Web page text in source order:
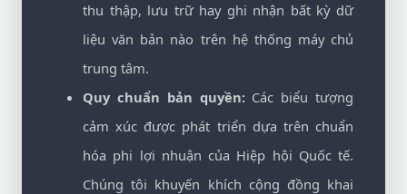
thu thập, lưu trữ hay ghi nhận bất kỳ dữ
liệu văn bản nào trên hệ thống máy chủ
trung tâm.
Quy chuẩn bản quyền:Các biểu tượng
cảm xúc được phát triển dựa trên chuẩn
hóa phi lợi nhuận của Hiệp hội Quốc tế.
Chúng tôi khuyến khích cộng đồng khai